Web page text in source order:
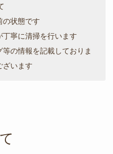
の状態です
丁寧に清掃を行います
等の情報を記載しておりま
ざいます